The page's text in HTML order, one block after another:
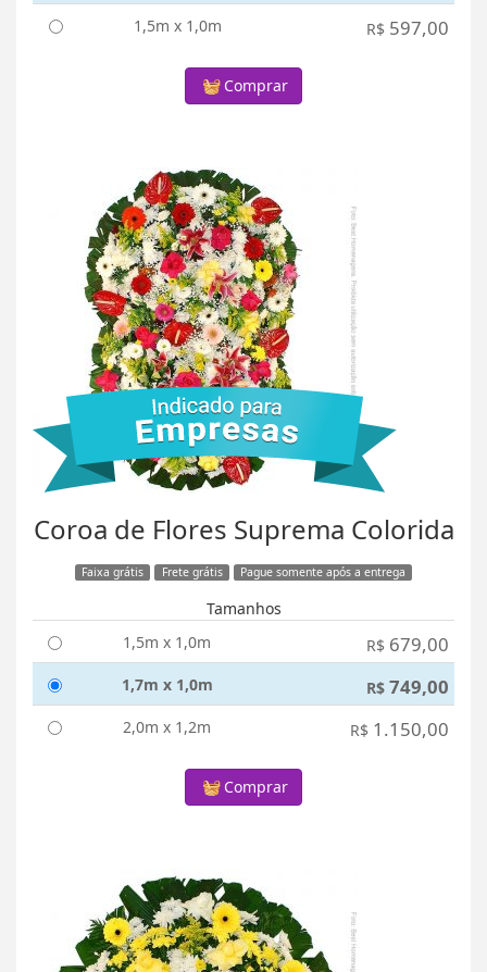
1,5m x 1,0m R$ 597,00
Comprar
Coroa de Flores Suprema Colorida
Faixa grátis Frete grátis Pague somente após a entrega
Tamanhos
1,5m x 1,0m
R$ 679,00
1,7m x 1,0m R$ 749,00
2,0m x 1,2m R$ 1.150,00
Comprar